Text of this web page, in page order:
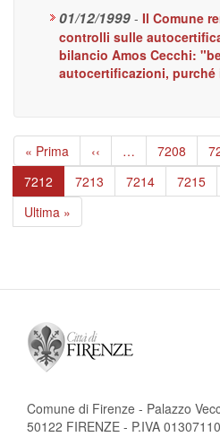
01/12/1999 - Il Comune
controlli sulle
bilancio Amos Cecchi:
autocertificazioni, purché
Paginazione
Prima
pagina
« Prima
Pagina
precedente
‹‹ … Page
7208
Pagina
attuale
7212 Page
7213 Page
7214 Page
7215
Ultima
pagina
Ultima »
Comune di Firenze - Palazzo
50122 FIRENZE - P.IVA